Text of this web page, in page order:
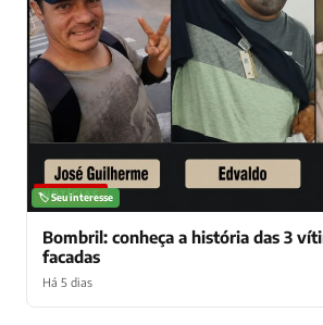
NOTÍCIAS
🏷️ Seu interesse
Bombril: conheça a história das 3
facadas
Há 5 dias